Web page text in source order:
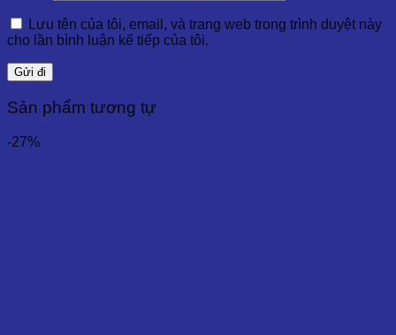
Lưu tên của tôi, email, và trang web trong trình duyệt này
cho lần bình luận kế tiếp của tôi.
Sản phẩm tương tự
-27%